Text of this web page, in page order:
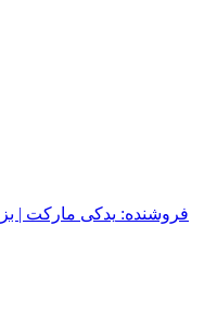
فروشنده: یدکی مارکت |